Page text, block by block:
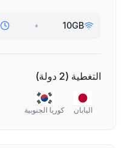
10GB
•
التغطية (
2 دولة)
اليابان كوريا الجنوبية